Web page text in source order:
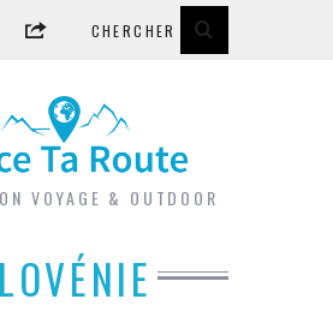
VOYAGE & OUTDOOR